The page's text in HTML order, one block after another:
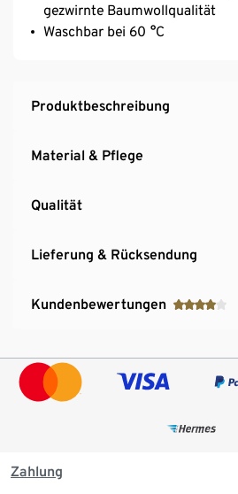
gezwirnte Baumwollqualität
Waschbar bei 60 °C
Produktbeschreibung
Material & Pflege
Qualität
Lieferung & Rücksendung
Kundenbewertungen
Zahlung